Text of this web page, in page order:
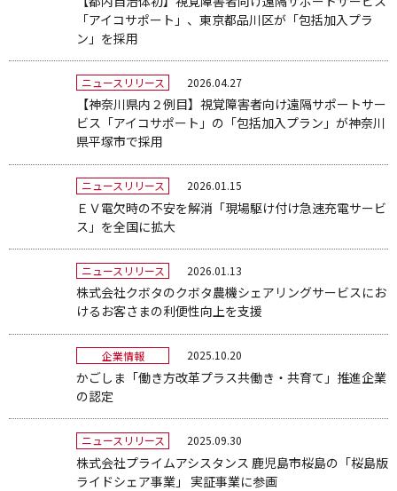
「アイコサポート」、東京都品川区が「包括加入プラ
ン」を採用
2026.04.27
ニュースリリース
【神奈川県内２例目】視覚障害者向け遠隔サポートサー
ビス「アイコサポート」の「包括加入プラン」が神奈川
県平塚市で採用
2026.01.15
ニュースリリース
ＥＶ電欠時の不安を解消「現場駆け付け急速充電サービ
ス」を全国に拡大
2026.01.13
ニュースリリース
株式会社クボタのクボタ農機シェアリングサービスにお
けるお客さまの利便性向上を支援
2025.10.20
企業情報
かごしま「働き方改革プラス共働き・共育て」推進企業
の認定
2025.09.30
ニュースリリース
株式会社プライムアシスタンス 鹿児島市桜島の「桜島版
ライドシェア事業」 実証事業に参画